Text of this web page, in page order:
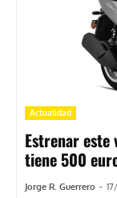
Actualidad
Estrenar este
tiene 500
Jorge R. Guerrero -